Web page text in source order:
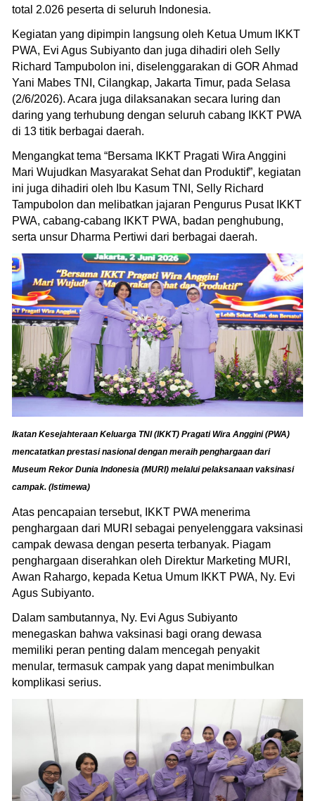
total 2.026 peserta di seluruh Indonesia.
Kegiatan yang dipimpin langsung oleh Ketua Umum IKKT
PWA, Evi Agus Subiyanto dan juga dihadiri oleh Selly
Richard Tampubolon ini, diselenggarakan di GOR Ahmad
Yani Mabes TNI, Cilangkap, Jakarta Timur, pada Selasa
(2/6/2026). Acara juga dilaksanakan secara luring dan
daring yang terhubung dengan seluruh cabang IKKT PWA
di 13 titik berbagai daerah.
Mengangkat tema “Bersama IKKT Pragati Wira Anggini
Mari Wujudkan Masyarakat Sehat dan Produktif”, kegiatan
ini juga dihadiri oleh Ibu Kasum TNI, Selly Richard
Tampubolon dan melibatkan jajaran Pengurus Pusat IKKT
PWA, cabang-cabang IKKT PWA, badan penghubung,
serta unsur Dharma Pertiwi dari berbagai daerah.
Ikatan Kesejahteraan Keluarga TNI (IKKT) Pragati Wira Anggini (PWA)
mencatatkan prestasi nasional dengan meraih penghargaan dari
Museum Rekor Dunia Indonesia (MURI) melalui pelaksanaan vaksinasi
campak. (Istimewa)
Atas pencapaian tersebut, IKKT PWA menerima
penghargaan dari MURI sebagai penyelenggara vaksinasi
campak dewasa dengan peserta terbanyak. Piagam
penghargaan diserahkan oleh Direktur Marketing MURI,
Awan Rahargo, kepada Ketua Umum IKKT PWA, Ny. Evi
Agus Subiyanto.
Dalam sambutannya, Ny. Evi Agus Subiyanto
menegaskan bahwa vaksinasi bagi orang dewasa
memiliki peran penting dalam mencegah penyakit
menular, termasuk campak yang dapat menimbulkan
komplikasi serius.